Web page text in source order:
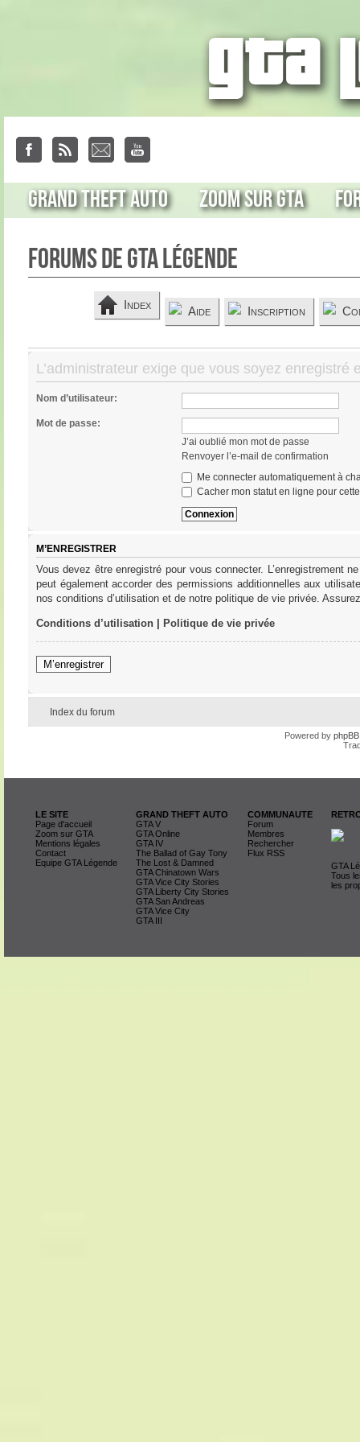
Grand Theft Auto Zoom sur GTA
Forums de GTA Légende
Index Aide Inscription
L’administrateur exige que vous soyez
Nom d’utilisateur:
Mot de passe:
J’ai oublié mon mot de passe
Renvoyer l’e-mail de confirmation
Me connecter automatiquement à
Cacher mon statut en ligne pour
M’ENREGISTRER
Vous devez être enregistré pour vous connecter. L’enregistrement
peut également accorder des permissions additionnelles aux
nos conditions d’utilisation et de notre politique de vie privée.
Conditions d’utilisation| Politique de vie privée
M’enregistrer
Index du forum
Powered by phpBB
LE SITE
Page d'accueil
Zoom sur GTA
Mentions légales
Contact
Equipe GTA Légende
GRAND THEFT AUTO
GTA V
GTA Online
GTA IV
The Ballad of Gay Tony
The Lost & Damned
GTA Chinatown Wars
GTA Vice City Stories
GTA Liberty City Stories
GTA San Andreas
GTA Vice City
GTA III
COMMUNAUTE
Forum
Membres
Rechercher
Flux RSS
GTA
Tous
les